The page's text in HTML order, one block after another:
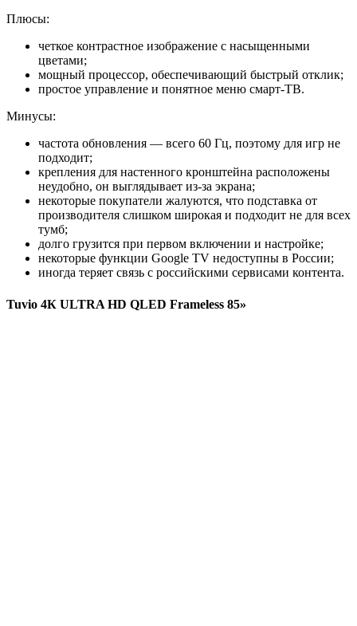
Плюсы:
четкое контрастное изображение с насыщенными
цветами;
мощный процессор, обеспечивающий быстрый отклик;
простое управление и понятное меню смарт-ТВ.
Минусы:
частота обновления — всего 60 Гц, поэтому для игр не
подходит;
крепления для настенного кронштейна расположены
неудобно, он выглядывает из-за экрана;
некоторые покупатели жалуются, что подставка от
производителя слишком широкая и подходит не для всех
тумб;
долго грузится при первом включении и настройке;
некоторые функции Google TV недоступны в России;
иногда теряет связь с российскими сервисами контента.
Tuvio 4К ULTRA HD QLED Frameless 85»